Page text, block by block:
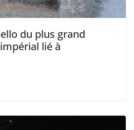
du plus grand
lié à